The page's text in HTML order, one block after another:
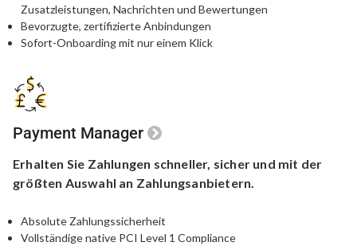
Zusatzleistungen, Nachrichten und Bewertungen
Bevorzugte, zertifizierte Anbindungen
Sofort-Onboarding mit nur einem Klick
Payment Manager
Erhalten Sie Zahlungen schneller, sicher und mit der
größten Auswahl an Zahlungsanbietern.
Absolute Zahlungssicherheit
Vollständige native PCI Level 1 Compliance